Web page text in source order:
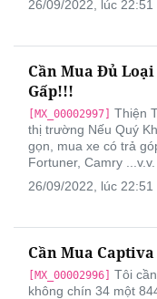
26/09/2022, lúc 22:51
Cần Mua Đủ
Gấp!!!
[MX_00002997] Thiện
thị trường Nếu Quý
gọn, mua xe có trả
Fortuner, Camry ...v.v.
26/09/2022, lúc 22:51
Cần Mua Captiva
[MX_00002996] Tôi
không chín 34 một